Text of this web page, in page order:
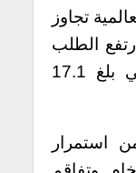
تجاوز
الطلب
في الصين إلى مستوى قياسي بلغ 17.1
استمرار